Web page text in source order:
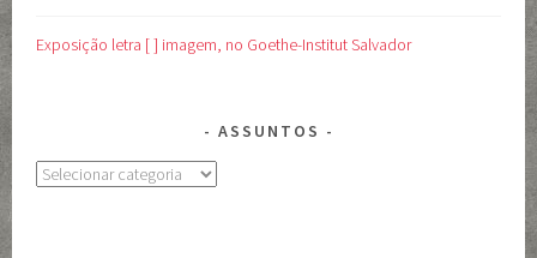
Exposição letra [ ] imagem, no Goethe-Institut Salvador
ASSUNTOS
Assuntos